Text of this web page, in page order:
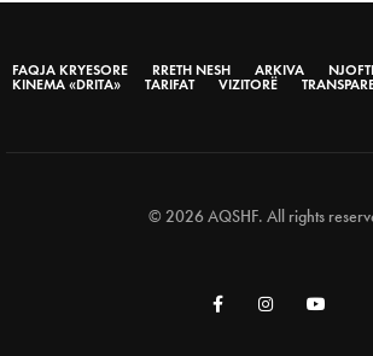
FAQJA KRYESORE RRETH NESH ARKIVA
KINEMA «DRITA»
TARIFAT VIZITORË
© 2026 AQSHF. All rights